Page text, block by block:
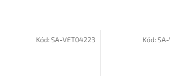
Kód:SA-VET04223 Kód: